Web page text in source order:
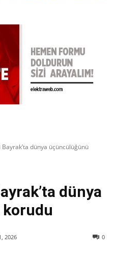
dünya üçüncülüğünü
dünya
0
2026